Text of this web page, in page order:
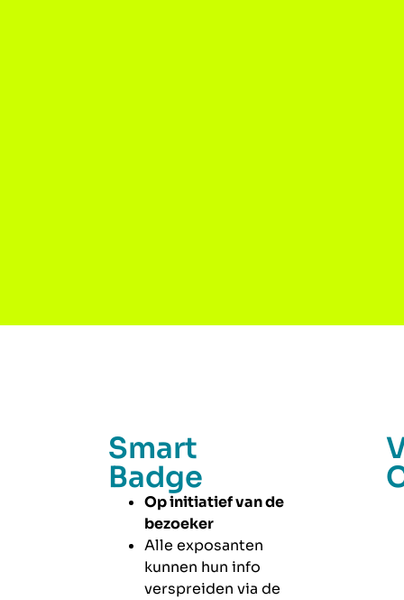
Smart
Badge
Op initiatief van de
bezoeker
Alle exposanten
kunnen hun info
verspreiden via de